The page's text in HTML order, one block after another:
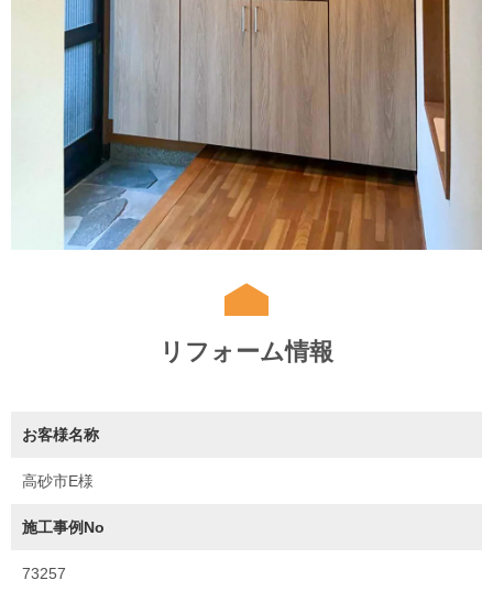
リフォーム情報
お客様名称
高砂市E様
施工事例No
73257